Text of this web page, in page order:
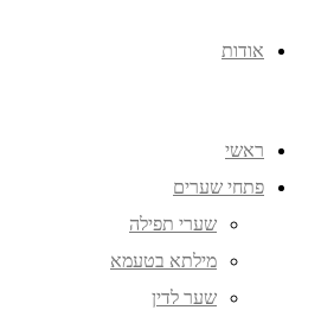
אודות
ראשי
פתחי שערים
שערי תפילה
מילתא בטעמא
שער לדין